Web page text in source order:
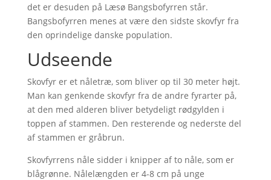
det er desuden på Læsø Bangsbofyrren står.
Bangsbofyrren menes at være den sidste skovfyr fra
den oprindelige danske population.
Udseende
Skovfyr er et nåletræ, som bliver op til 30 meter højt.
Man kan genkende skovfyr fra de andre fyrarter på,
at den med alderen bliver betydeligt rødgylden i
toppen af stammen. Den resterende og nederste del
af stammen er gråbrun.
Skovfyrrens nåle sidder i knipper af to nåle, som er
blågrønne. Nålelængden er 4-8 cm på unge